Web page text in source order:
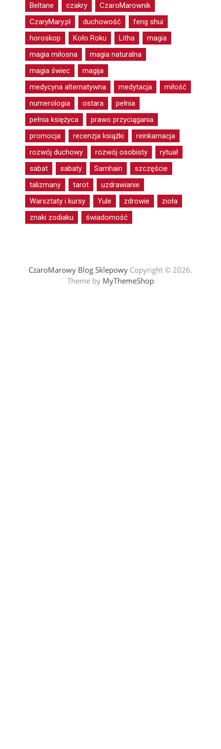
Beltane
czakry
CzaroMarownik
CzaryMary.pl
duchowość
feng shui
horoskop
Koło Roku Litha
magia
magia miłosna
magia naturalna
magia świec
magija
medycyna alternatywna
medytacja
miłość
numerologia
ostara
pełnia
pełnia księżyca
prawo przyciągania
promocja
recenzja książki
reinkarnacja
rozwój duchowy
rozwój osobisty
rytuał
sabat
sabaty Samhain
szczęście
talizmany
tarot
uzdrawianie
Warsztaty i kursy
Yule zdrowie
zioła
znaki zodiaku
świadomość
CzaroMarowy Blog SklepowyCopyright © 2026.
Theme by MyThemeShop